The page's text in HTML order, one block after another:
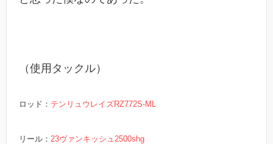
（使用タックル）
ロッド： テンリュウレイズRZ772S-ML
リール： 23ヴァンキッシュ2500shg